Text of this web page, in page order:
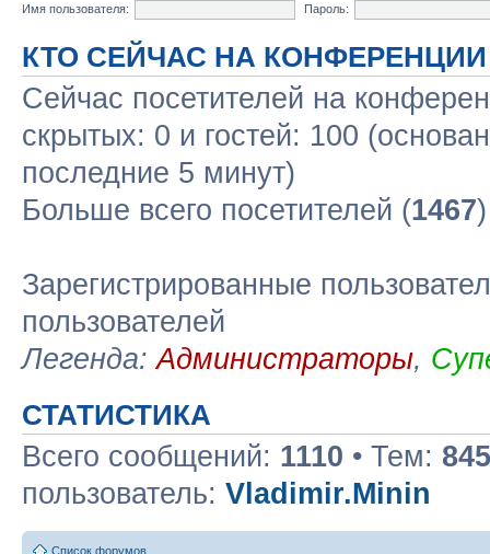
Имя пользователя:
Пароль:
КТО СЕЙЧАС НА КОНФЕРЕНЦИИ
Сейчас посетителей на
скрытых: 0 и гостей: 100
последние 5 минут)
Больше всего посетителей (1467
Зарегистрированные
пользователей
Легенда:Администраторы,
СТАТИСТИКА
Всего сообщений: 1110 • Тем: 845
пользователь: Vladimir.Minin
Список форумов